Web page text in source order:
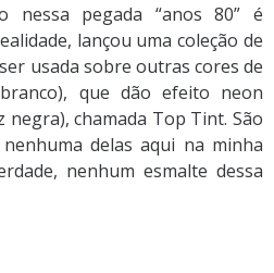
nessa pegada “anos 80” é
lançou uma coleção de
usada sobre outras cores de
que dão efeito neon
chamada Top Tint. São
delas aqui na minha
nenhum esmalte dessa